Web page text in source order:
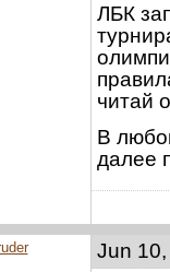
ЛБК
читай
В
далее
Jun